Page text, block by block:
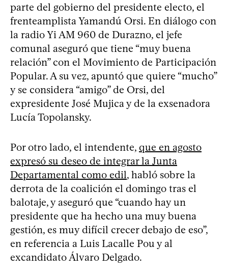
parte del gobierno del presidente electo, el
frenteamplista Yamandú Orsi. En diálogo con
la radio Yi AM 960 de Durazno, el jefe
comunal aseguró que tiene “muy buena
relación” con el Movimiento de Participación
Popular. A su vez, apuntó que quiere “mucho”
y se considera “amigo” de Orsi, del
expresidente José Mujica y de la exsenadora
Lucía Topolansky.
Por otro lado, el intendente, que en agosto
expresó su deseo de integrar la Junta
Departamental como edil, habló sobre la
derrota de la coalición el domingo tras el
balotaje, y aseguró que “cuando hay un
presidente que ha hecho una muy buena
gestión, es muy difícil crecer debajo de eso”,
en referencia a Luis Lacalle Pou y al
excandidato Álvaro Delgado.